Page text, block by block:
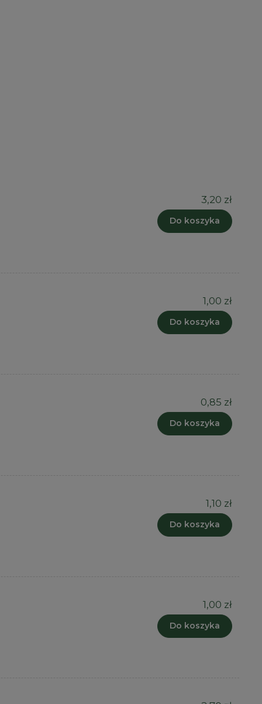
3,20 zł
Do koszyka
1,00 zł
Do koszyka
0,85 zł
Do koszyka
1,10 zł
Do koszyka
1,00 zł
Do koszyka